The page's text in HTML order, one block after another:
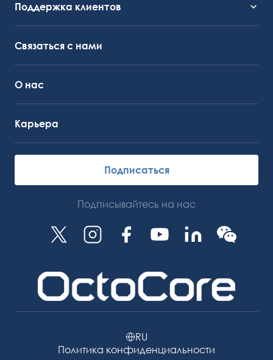
Поддержка клиентов
Связаться с нами
О нас
Карьера
Подписаться
Подписывайтесь на нас
Политика конфиденциальности
RU